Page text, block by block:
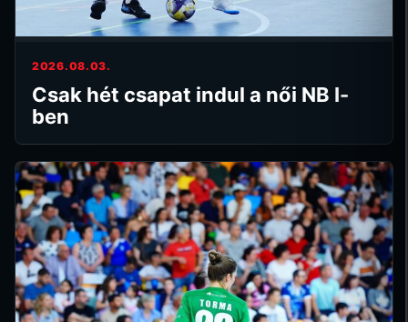
2026.08.03.
Csak hét csapat indul a női NB I-
ben